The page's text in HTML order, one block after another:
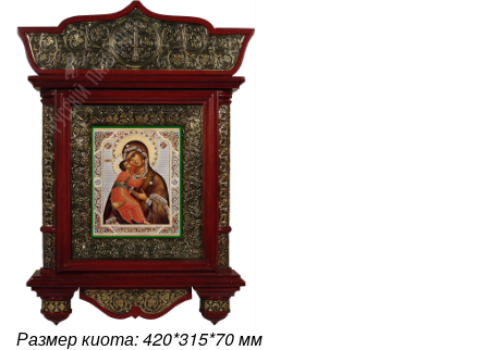
Размер киота: 420*315*70 мм